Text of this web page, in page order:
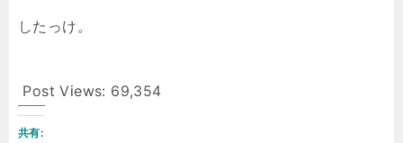
したっけ。
Post Views: 69,354
共有: